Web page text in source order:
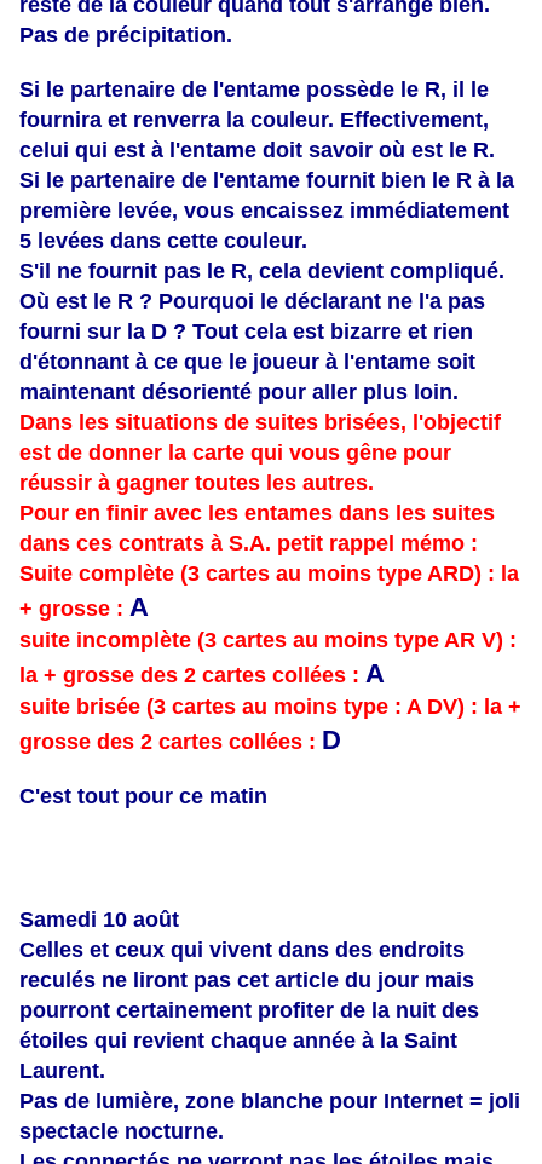
reste de la couleur quand tout s'arrange bien.
Pas de précipitation.
Si le partenaire de l'entame possède le R, il le
fournira et renverra la couleur. Effectivement,
celui qui est à l'entame doit savoir où est le R.
Si le partenaire de l'entame fournit bien le R à la
première levée, vous encaissez immédiatement
5 levées dans cette couleur.
S'il ne fournit pas le R, cela devient compliqué.
Où est le R ? Pourquoi le déclarant ne l'a pas
fourni sur la D ? Tout cela est bizarre et rien
d'étonnant à ce que le joueur à l'entame soit
maintenant désorienté pour aller plus loin.
Dans les situations de suites brisées, l'objectif
est de donner la carte qui vous gêne pour
réussir à gagner toutes les autres.
Pour en finir avec les entames dans les suites
dans ces contrats à S.A. petit rappel mémo :
Suite complète (3 cartes au moins type ARD) : la
+ grosse : A
suite incomplète (3 cartes au moins type AR V) :
la + grosse des 2 cartes collées : A
suite brisée (3 cartes au moins type : A DV) : la +
grosse des 2 cartes collées : D
C'est tout pour ce matin
Samedi 10 août
Celles et ceux qui vivent dans des endroits
reculés ne liront pas cet article du jour mais
pourront certainement profiter de la nuit des
étoiles qui revient chaque année à la Saint
Laurent.
Pas de lumière, zone blanche pour Internet = joli
spectacle nocturne.